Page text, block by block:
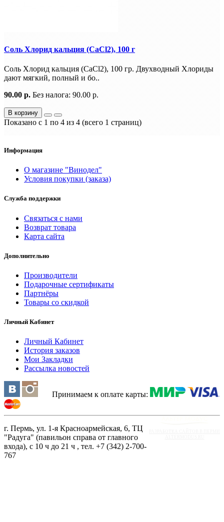
Соль Хлорид кальция (CaCl2), 100 г
Соль Хлорид кальция (CaCl2), 100 гр. Двухводный Хлориды
дают мягкий, полный и бо..
90.00 р. Без налога: 90.00 р.
В корзину
Показано с 1 по 4 из 4 (всего 1 страниц)
Информация
О магазине "Винодел"
Условия покупки (заказа)
Служба поддержки
Связаться с нами
Возврат товара
Карта сайта
Дополнительно
Производители
Подарочные сертификаты
Партнёры
Товары со скидкой
Личный Кабинет
Личный Кабинет
История заказов
Мои Закладки
Рассылка новостей
Принимаем к оплате карты:
г. Пермь, ул. 1-я Красноармейская, 6, ТЦ
"Радуга" (павильон справа от главного
входа), с 10 ч до 21 ч , тел. +7 (342) 2-700-
767